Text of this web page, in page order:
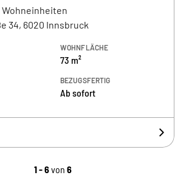
Wohneinheiten
34, 6020 Innsbruck
WOHNFLÄCHE
73 m²
BEZUGSFERTIG
Ab sofort
1 - 6von 6